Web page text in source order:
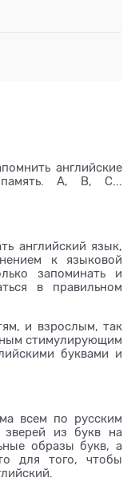
английские
A, B, C...
английский язык,
к языковой
запоминать и
в правильном
и взрослым, так
стимулирующим
буквами и
всем по русским
зверей из букв на
образы букв, а
для того, чтобы